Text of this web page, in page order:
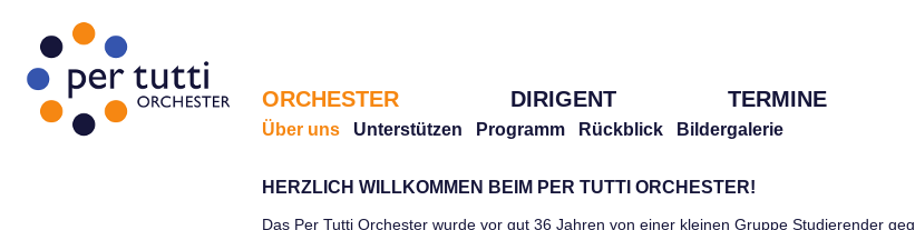
ORCHESTER DIRIGENT TERMINE
Über uns Unterstützen Programm Rückblick Bildergalerie
HERZLICH WILLKOMMEN BEIM PER TUTTI ORCHESTER!
Das Per Tutti Orchester wurde vor gut 36 Jahren von einer kleinen Gruppe Studierender